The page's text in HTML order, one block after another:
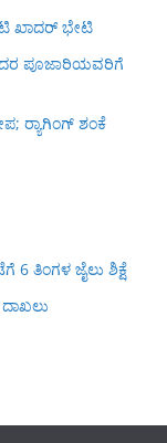
ಖಾದರ್ ಭೇಟಿ
ಪೂಜಾರಿಯವರಿಗೆ
ರ‍್ಯಾಗಿಂಗ್ ಶಂಕೆ
ತಿಂಗಳ ಜೈಲು ಶಿಕ್ಷೆ